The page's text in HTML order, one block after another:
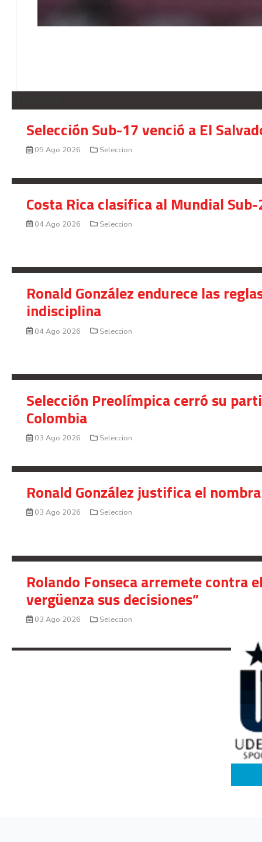
Selección Sub-17 venció a El
05 Ago 2026 Seleccion
Costa Rica clasifica al Mundial
04 Ago 2026 Seleccion
Ronald González endurece las
indisciplina
04 Ago 2026 Seleccion
Selección Preolímpica cerró su
Colombia
03 Ago 2026 Seleccion
Ronald González justifica el
03 Ago 2026 Seleccion
Rolando Fonseca arremete contra
vergüenza sus decisiones”
03 Ago 2026 Seleccion